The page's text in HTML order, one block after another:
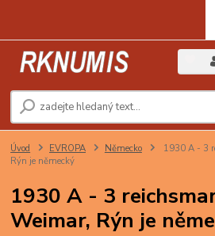
Úvod EVROPA Německo
1930 A - 3
Rýn je německý
1930 A - 3
Weimar, Rýn je